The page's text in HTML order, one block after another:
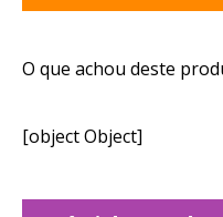
O que achou deste
[object Object]